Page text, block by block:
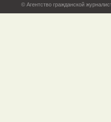
© Агентство гражданской